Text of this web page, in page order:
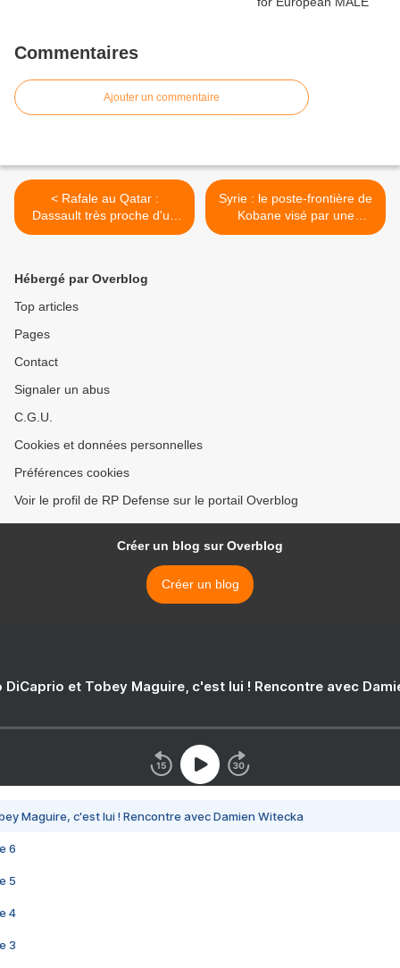
Commentaires
Ajouter un commentaire
< Rafale au Qatar :
Dassault très proche d'un
premier contrat export
Syrie : le poste-frontière de
Kobane visé par une
attaque des jihadistes >
Hébergé par Overblog
Top articles
Pages
Contact
Signaler un abus
C.G.U.
Cookies et données personnelles
Préférences cookies
Voir le profil de RP Defense sur le portail Overblog
Créer un blog sur Overblog
Créer un blog
DiCaprio et Tobey Maguire, c'est lui ! Rencontre avec
Maguire, c'est lui ! Rencontre avec Damien Witecka
6
5
4
3